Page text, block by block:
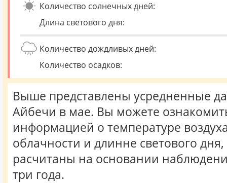
Количество солнечных дней:
Длина светового дня:
Количество дождливых дней:
Количество осадков:
Выше представлены усредненные
Айбечи в мае. Вы можете
информацией о температуре
облачности и длинне светового
расчитаны на основании
три года.